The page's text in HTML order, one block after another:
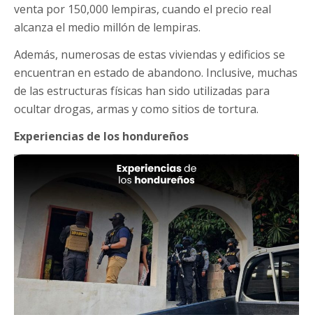
venta por 150,000 lempiras, cuando el precio real
alcanza el medio millón de lempiras.
Además, numerosas de estas viviendas y edificios se
encuentran en estado de abandono. Inclusive, muchas
de las estructuras físicas han sido utilizadas para
ocultar drogas, armas y como sitios de tortura.
Experiencias de los hondureños